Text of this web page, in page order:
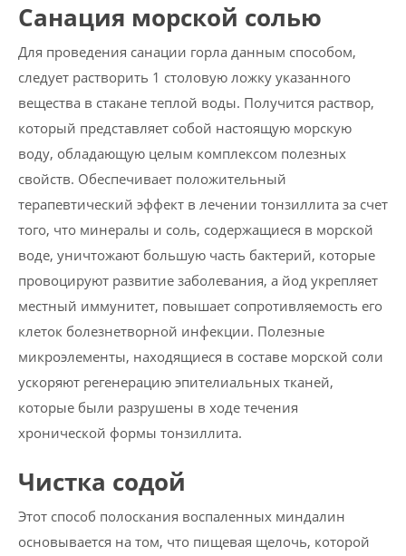
Санация морской солью
Для проведения санации горла данным способом,
следует растворить 1 столовую ложку указанного
вещества в стакане теплой воды. Получится раствор,
который представляет собой настоящую морскую
воду, обладающую целым комплексом полезных
свойств. Обеспечивает положительный
терапевтический эффект в лечении тонзиллита за счет
того, что минералы и соль, содержащиеся в морской
воде, уничтожают большую часть бактерий, которые
провоцируют развитие заболевания, а йод укрепляет
местный иммунитет, повышает сопротивляемость его
клеток болезнетворной инфекции. Полезные
микроэлементы, находящиеся в составе морской соли
ускоряют регенерацию эпителиальных тканей,
которые были разрушены в ходе течения
хронической формы тонзиллита.
Чистка содой
Этот способ полоскания воспаленных миндалин
основывается на том, что пищевая щелочь, которой